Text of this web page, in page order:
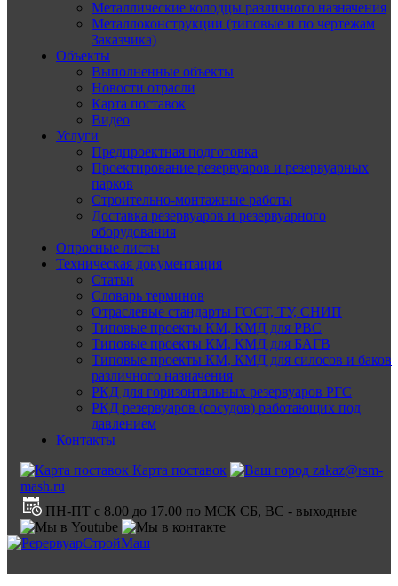
Металлические колодцы различного назначения
Металлоконструкции (типовые и по чертежам
Заказчика)
Объекты
Выполненные объекты
Новости отрасли
Карта поставок
Видео
Услуги
Предпроектная подготовка
Проектирование резервуаров и резервуарных
парков
Строительно-монтажные работы
Доставка резервуаров и резервуарного
оборудования
Опросные листы
Техническая документация
Статьи
Словарь терминов
Отраслевые стандарты ГОСТ, ТУ, СНИП
Типовые проекты КМ, КМД для РВС
Типовые проекты КМ, КМД для БАГВ
Типовые проекты КМ, КМД для силосов и баков
различного назначения
РКД для горизонтальных резервуаров РГС
РКД резервуаров (сосудов) работающих под
давлением
Контакты
Карта поставок
zakaz@rsm-
mash.ru
ПН-ПТ с 8.00 до 17.00 по МСК СБ, ВС - выходные